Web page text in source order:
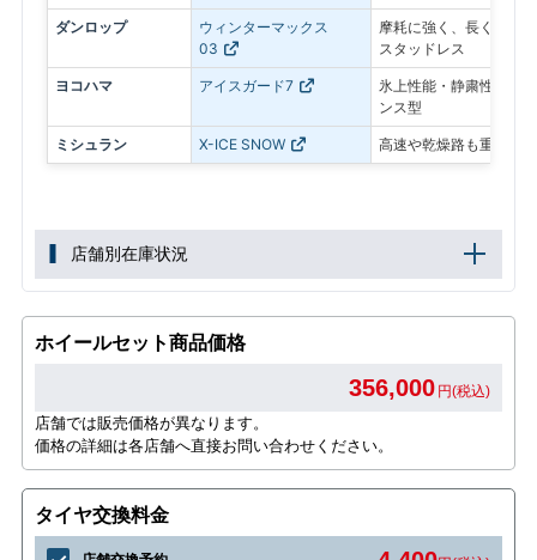
ダンロップ
ウィンターマックス
03
摩耗に強く、長く使い
スタッドレス
ヨコハマ アイスガード7
氷上性能・静粛性・ロ
ンス型
ミシュラン X-ICE SNOW 高速や乾燥路も重視し
店舗別在庫状況
ホイールセット商品価格
356,000 円(税込)
店舗では販売価格が異なります。
価格の詳細は各店舗へ直接お問い合わせください。
タイヤ交換料金